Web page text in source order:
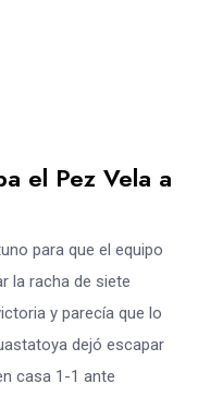
el Pez Vela a
para que el equipo
la racha de siete
y parecía que lo
dejó escapar
casa 1-1 ante